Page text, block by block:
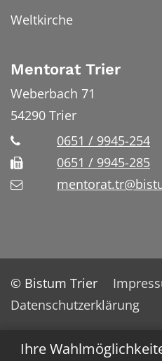
Ihre
Weltkirche
Mentorat Trier
Weberbach 71
54290 Trier
0651 / 9945-254
0651 / 9945-285
© Bistum Trier
Datenschutzerklärung